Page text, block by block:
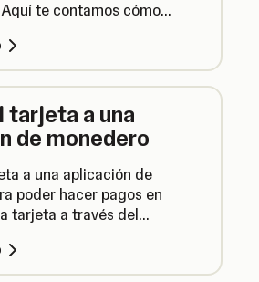
te contamos cómo
tarjeta a una
de monedero
a una aplicación de
poder hacer pagos en
tarjeta a través del